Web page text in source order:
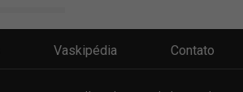
Vaskipédia Contato